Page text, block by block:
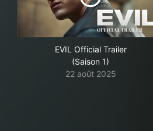
EVIL Official Trailer
(Saison 1)
22 août 2025